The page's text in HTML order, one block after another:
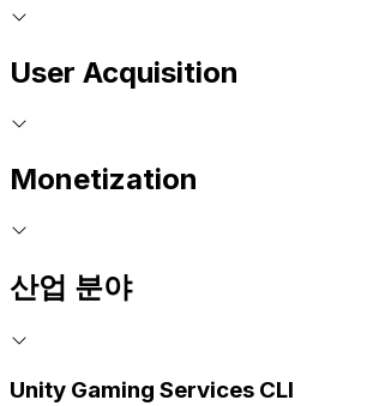
User Acquisition
Monetization
산업 분야
Unity Gaming Services CLI